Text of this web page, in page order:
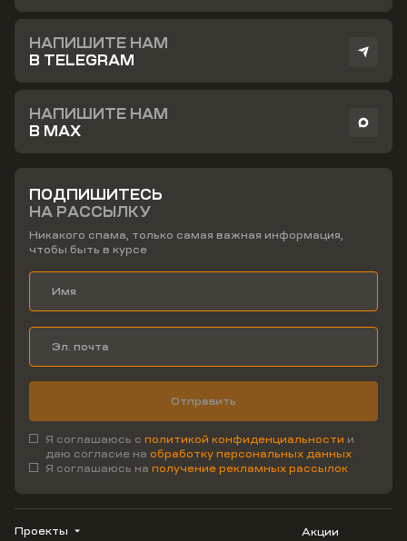
НАПИШИТЕ НАМ
В TELEGRAM
НАПИШИТЕ НАМ
В MAX
ПОДПИШИТЕСЬ
НА РАССЫЛКУ
Никакого спама, только самая важная информация,
чтобы быть в курсе
Отправить
Я соглашаюсь с политикой конфиденциальности и
даю согласие на обработку персональных данных
Я соглашаюсь на получение рекламных рассылок
Проекты Акции